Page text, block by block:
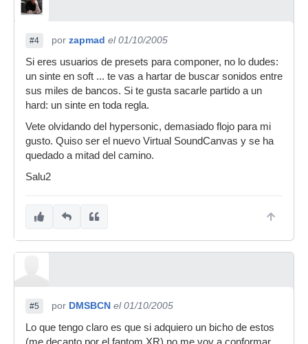
#4 por zapmad el 01/10/2005
Si eres usuarios de presets para componer, no lo dudes:
un sinte en soft ... te vas a hartar de buscar sonidos entre
sus miles de bancos. Si te gusta sacarle partido a un
hard: un sinte en toda regla.
Vete olvidando del hypersonic, demasiado flojo para mi
gusto. Quiso ser el nuevo Virtual SoundCanvas y se ha
quedado a mitad del camino.
Salu2
#5 por DMSBCN el 01/10/2005
Lo que tengo claro es que si adquiero un bicho de estos